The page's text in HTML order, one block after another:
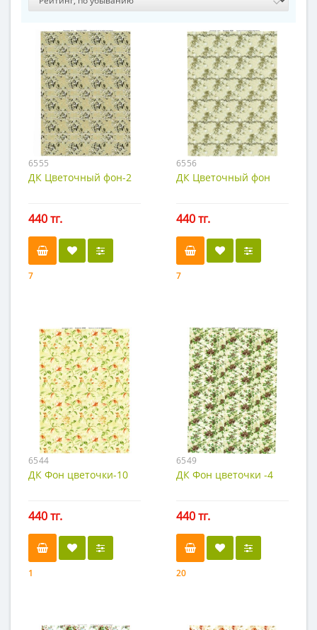
6555
ДК Цветочный фон-2
440 тг.
7
6556
ДК Цветочный фон
440 тг.
7
6544
ДК Фон цветочки-10
440 тг.
1
6549
ДК Фон цветочки -4
440 тг.
20